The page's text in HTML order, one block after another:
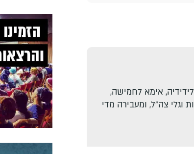
אימא לחמישה,
וגלי צה"ל, ומעבירה מדי